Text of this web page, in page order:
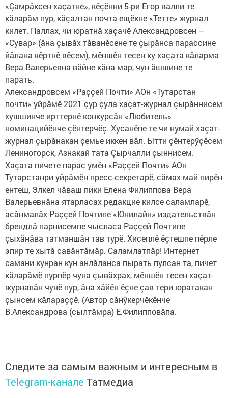
«Çамрăксен хаçатне», кӗçӗнни 5-ри Егор валли те
кăларăм пур, кăçалтан почта ещӗкне «Тетте» журнал
килет. Паллах, чи юратнă хаçачӗ Александровсен –
«Сувар» (ăна çывăх тăванӗсене те çырăнса парассине
йăлана кӗртнӗ вӗсем), мӗншӗн тесен ку хаçата кăларма
Вера Валерьевна вăйне кăна мар, чун ăшшине те
парать.
Александровсем «Раççей Почти» АОн «Тутарстан
почти» уйрăмӗ 2021 çур çула хаçат-журнал çырăннисем
хушшинче ирттернӗ конкурсăн «Любитель»
номинацийӗнче çӗнтерчӗç. Хусанӗпе те чи нумай хаçат-
журнал çырăнакан çемье иккен вăл. Ытти çӗнтерӳçӗсем
Лениногорск, Азнакай тата Çырчалли çыннисем.
Хаçата пичете парас умӗн «Раççей Почти» АОн
Тутарстанри уйрăмӗн пресс-секретарӗ, сăмах май пирӗн
ентеш, Элкел чăваш пики Елена Филиппова Вера
Валерьевнăна ятарласах редакцие килсе саламларӗ,
асăнмалăх Раççей Почтипе «Юнилайн» издательствăн
брендлă парнисемпе чысласа Раççей Почтипе
çыхăнăва татманшăн тав турӗ. Хисеплӗ ӗçтешпе пӗрле
эпир те хытă савăнтăмăр. Саламлатпăр! Интернет
самани кунран кун анлăланса пырать пулсан та, пичет
кăларăмӗ пурпӗр чуна çывăхрах, мӗншӗн тесен хаçат-
журналăн чунӗ пур, ăна хăйӗн ӗçне çав тери юратакан
çынсем кăлараççӗ. (Автор сăнӳкерчӗкӗнче
В.Александрова (сылтăмра) Е.Филипповăпа.
Следите за самым важным и интересным в
Telegram-канале Татмедиа